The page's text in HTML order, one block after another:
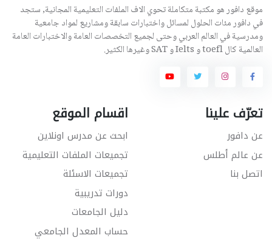
موقع دافور هو مكتبة متكاملة تحوي الاف الملفات التعليمية المجانية, ستجد
في دافور مئات الحلول لمسائل واختبارات سابقة ومشاريع لمواد جامعية
ومدرسية في العالم العربي وحتى لجميع التخصصات العامة والاختبارات العامة
العالمية كال toefl و Ielts و SAT وغيرها الكثير.
تعرّف علينا
عن دافور
عن عالم أطلس
اتصل بنا
اقسام الموقع
ابحث عن مدرس اونلاين
تجميعات الملفات التعليمية
تجميعات الاسئلة
دورات تدريبية
دليل الجامعات
حساب المعدل الجامعي